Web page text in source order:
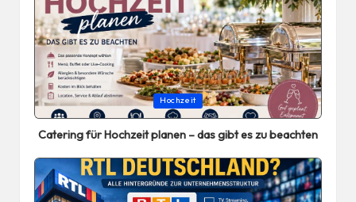
Posted
in
Hochzeit
Catering für Hochzeit planen – das gibt es zu beachten